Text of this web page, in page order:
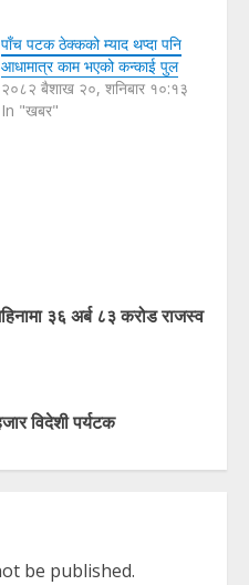
पाँच पटक ठेक्कको म्याद थप्दा पनि
आधामात्र काम भएको कन्काई पुल
२०८२ बैशाख २०, शनिबार १०:१३
In "खबर"
३६ अर्ब ८३ करोड राजस्व
विदेशी पर्यटक
be published.